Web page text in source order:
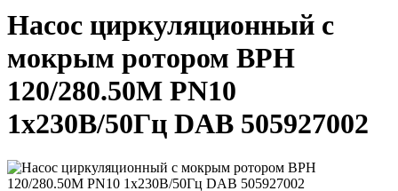
Насос циркуляционный с
мокрым ротором BPH
120/280.50M PN10
1х230В/50Гц DAB 505927002